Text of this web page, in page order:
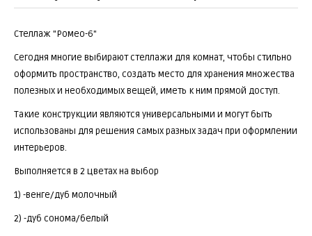
Стеллаж "Ромео-6"
Сегодня многие выбирают стеллажи для комнат, чтобы стильно
оформить пространство, создать место для хранения множества
полезных и необходимых вещей, иметь к ним прямой доступ.
Такие конструкции являются универсальными и могут быть
использованы для решения самых разных задач при оформлении
интерьеров.
Выполняется в 2 цветах на выбор
1) -венге/дуб молочный
2) -дуб сонома/белый